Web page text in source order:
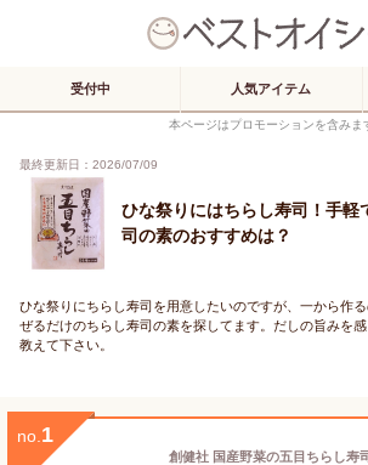
受付中 人気アイテム
本ページはプロモーションを含みま
最終更新日：2026/07/09
ひな祭りにはちらし寿司！手軽
司の素のおすすめは？
ひな祭りにちらし寿司を用意したいのですが、一から作
ぜるだけのちらし寿司の素を探してます。だしの旨みを
教えて下さい。
no. 1
創健社 国産野菜の五目ちらし寿